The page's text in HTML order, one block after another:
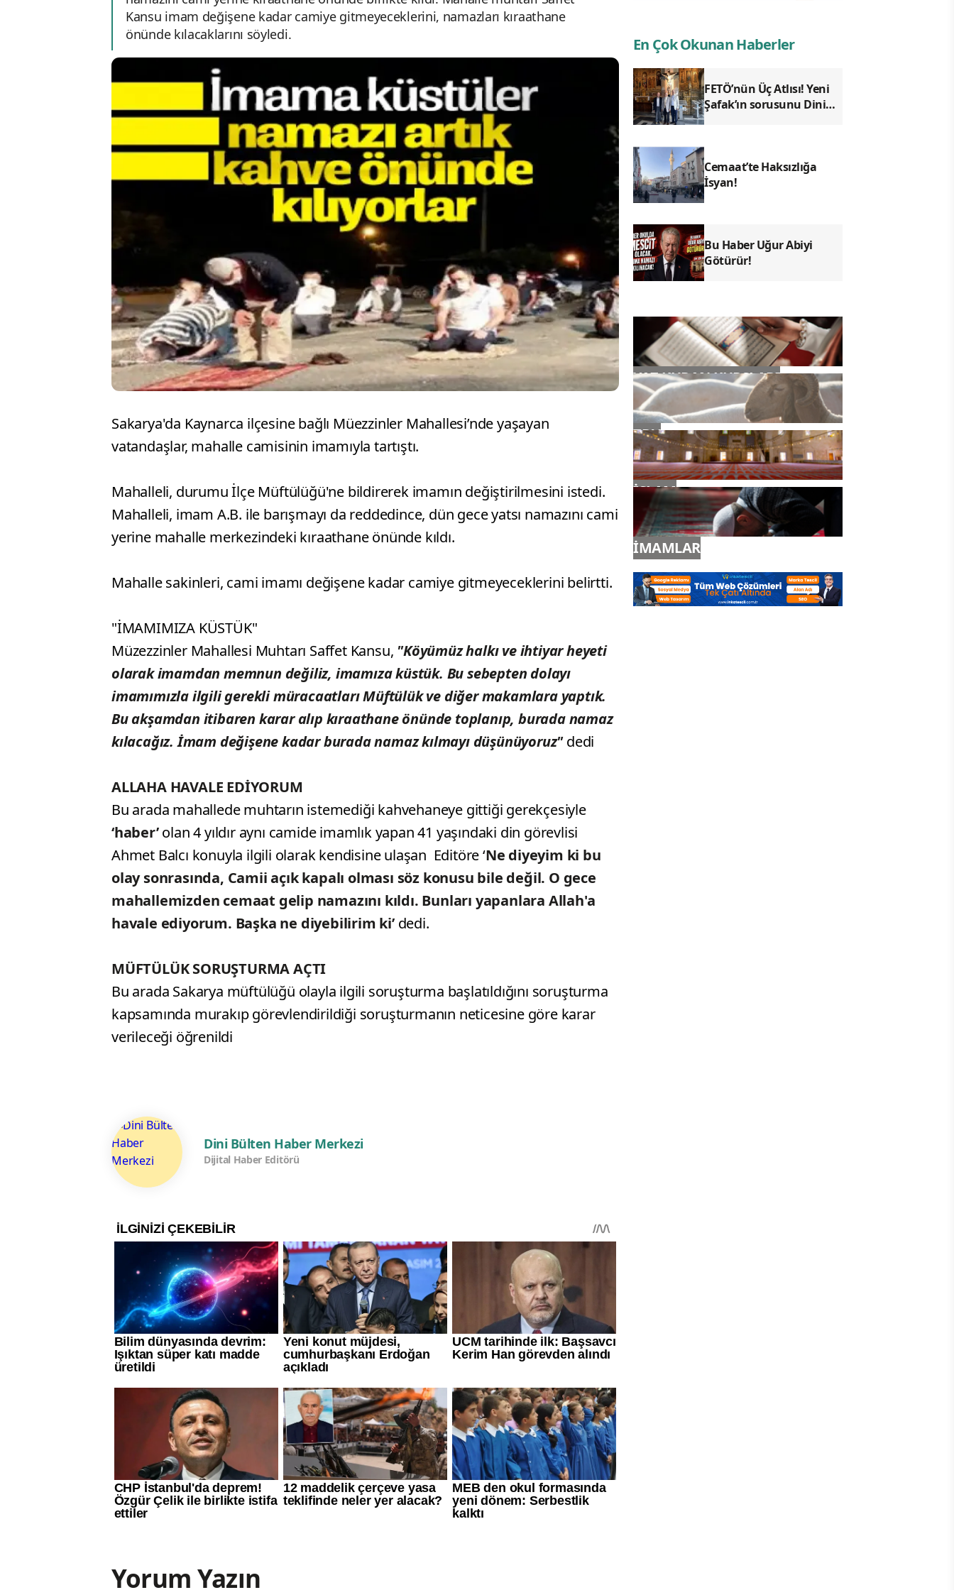
Kansu imam değişene kadar camiye gitmeyeceklerini, namazları kıraathane
önünde kılacaklarını söyledi.
Sakarya'da Kaynarca ilçesine bağlı Müezzinler Mahallesi’nde yaşayan
vatandaşlar, mahalle camisinin imamıyla tartıştı.
Mahalleli, durumu İlçe Müftülüğü'ne bildirerek imamın değiştirilmesini istedi.
Mahalleli, imam A.B. ile barışmayı da reddedince, dün gece yatsı namazını cami
yerine mahalle merkezindeki kıraathane önünde kıldı.
Mahalle sakinleri, cami imamı değişene kadar camiye gitmeyeceklerini belirtti.
"İMAMIMIZA KÜSTÜK"
Müzezzinler Mahallesi Muhtarı Saffet Kansu, "Köyümüz halkı ve ihtiyar heyeti
olarak imamdan memnun değiliz, imamıza küstük. Bu sebepten dolayı
imamımızla ilgili gerekli müracaatları Müftülük ve diğer makamlara yaptık.
Bu akşamdan itibaren karar alıp kıraathane önünde toplanıp, burada namaz
kılacağız. İmam değişene kadar burada namaz kılmayı düşünüyoruz"dedi
ALLAHA HAVALE EDİYORUM
Bu arada mahallede muhtarın istemediği kahvehaneye gittiği gerekçesiyle
‘haber’olan 4 yıldır aynı camide imamlık yapan 41 yaşındaki din görevlisi
Ahmet Balcı konuyla ilgili olarak kendisine ulaşan Editöre ‘Ne diyeyim ki bu
olay sonrasında, Camii açık kapalı olması söz konusu bile değil. O gece
mahallemizden cemaat gelip namazını kıldı. Bunları yapanlara Allah'a
havale ediyorum. Başka ne diyebilirim ki’dedi.
MÜFTÜLÜK SORUŞTURMA AÇTI
Bu arada Sakarya müftülüğü olayla ilgili soruşturma başlatıldığını soruşturma
kapsamında murakıp görevlendirildiği soruşturmanın neticesine göre karar
verileceği öğrenildi
Dini Bülten Haber Merkezi
Dijital Haber Editörü
Yorum Yazın
En Çok Okunan Haberler
FETÖ’nün Üç Atlısı! Yeni
Şafak’ın sorusunu Dini
Cemaat’te Haksızlığa
İsyan!
Bu Haber Uğur Abiyi
Götürür!
YAZ KURAN KURSLARI
TDV
İSLAM
İMAMLAR